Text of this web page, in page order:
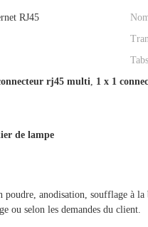
RJ45
rj45 multi, 1 x 1
de lampe
poudre, anodisation, soufflage à la
ou selon les demandes du client.